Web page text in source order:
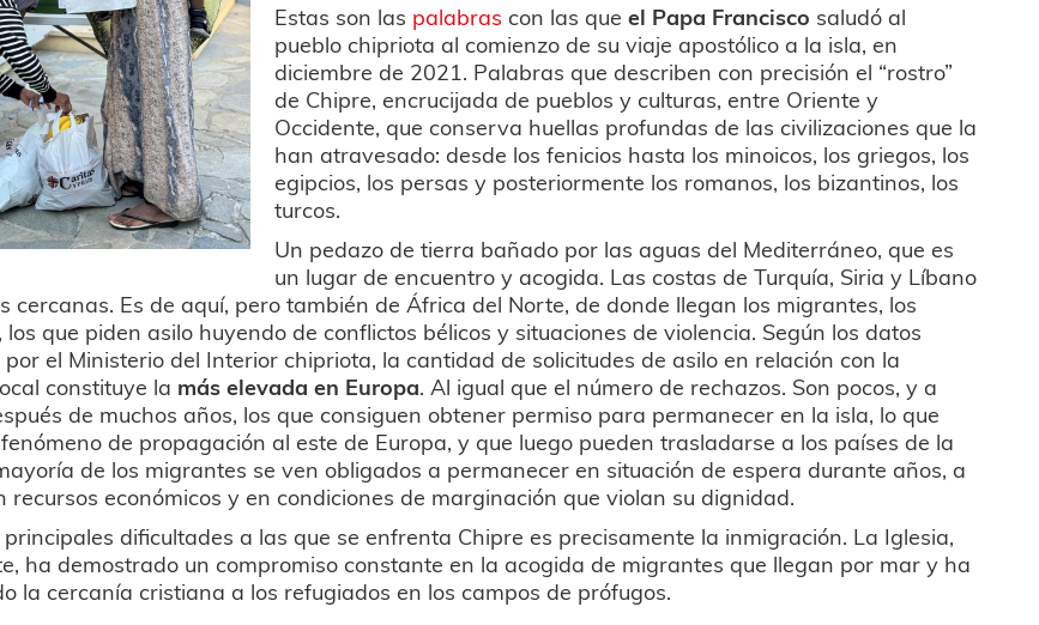
Estas son las palabras con las queel Papa Francisco saludó al
pueblo chipriota al comienzo de su viaje apostólico a la isla, en
diciembre de 2021. Palabras que describen con precisión el “rostro”
de Chipre, encrucijada de pueblos y culturas, entre Oriente y
Occidente, que conserva huellas profundas de las civilizaciones que la
han atravesado: desde los fenicios hasta los minoicos, los griegos, los
egipcios, los persas y posteriormente los romanos, los bizantinos, los
turcos.
Un pedazo de tierra bañado por las aguas del Mediterráneo, que es
un lugar de encuentro y acogida. Las costas de Turquía, Siria y Líbano
cercanas. Es de aquí, pero también de África del Norte, de donde llegan los migrantes, los
los que piden asilo huyendo de conflictos bélicos y situaciones de violencia. Según los datos
el Ministerio del Interior chipriota, la cantidad de solicitudes de asilo en relación con la
constituye la más elevada en Europa. Al igual que el número de rechazos. Son pocos, y a
de muchos años, los que consiguen obtener permiso para permanecer en la isla, lo que
de propagación al este de Europa, y que luego pueden trasladarse a los países de la
de los migrantes se ven obligados a permanecer en situación de espera durante años, a
recursos económicos y en condiciones de marginación que violan su dignidad.
dificultades a las que se enfrenta Chipre es precisamente la inmigración. La Iglesia,
ha demostrado un compromiso constante en la acogida de migrantes que llegan por mar y ha
la cercanía cristiana a los refugiados en los campos de prófugos.